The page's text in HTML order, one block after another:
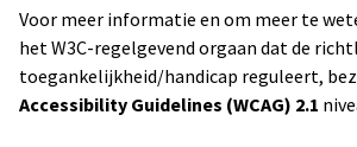
Voor meer informatie en om meer te
het W3C-regelgevend orgaan dat de
toegankelijkheid/handicap reguleert,
Accessibility Guidelines (WCAG) 2.1